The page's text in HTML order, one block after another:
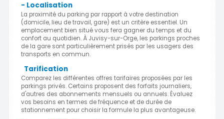
- Localisation
La proximité du parking par rapport à votre destination
(domicile, lieu de travail, gare) est un critère essentiel. Un
emplacement bien situé vous fera gagner du temps et du
confort au quotidien. À Juvisy-sur-Orge, les parkings proches
de la gare sont particulièrement prisés par les usagers des
transports en commun.
Tarification
Comparez les différentes offres tarifaires proposées par les
parkings privés. Certains proposent des forfaits journaliers,
d'autres des abonnements mensuels ou annuels. Évaluez
vos besoins en termes de fréquence et de durée de
stationnement pour choisir la formule la plus avantageuse.